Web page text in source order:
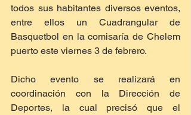
todos sus habitantes diversos eventos,
entre ellos un Cuadrangular de
Basquetbol en la comisaría de Chelem
puerto este viernes 3 de febrero.
Dicho evento se realizará en
coordinación con la Dirección de
Deportes, la cual precisó que el